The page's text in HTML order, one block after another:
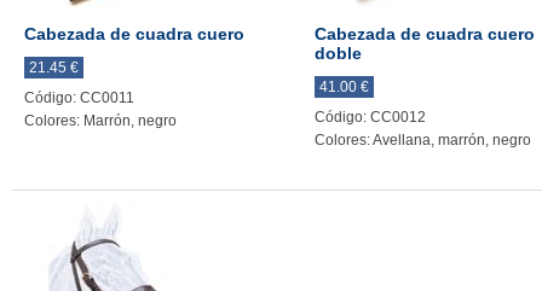
Cabezada de cuadra cuero
21.45 €
Código: CC0011
Colores: Marrón, negro
Cabezada de cuadra cuero
doble
41.00 €
Código: CC0012
Colores: Avellana, marrón, negro